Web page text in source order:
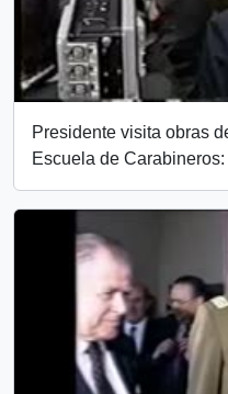
Presidente visita obras
Escuela de